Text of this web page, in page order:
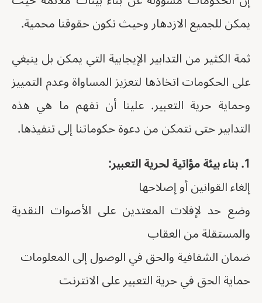
يمكن للجميع الازدهار وحيث تكون حقوقنا محمية.
ثمة الكثير من التدابير الإيجابية التي يمكن بل ينبغي
على الحكومات اتخاذها لتعزيز المساواة وعدم التمييز
وحماية حرية التعبير. علينا أن نفهم ما هي هذه
التدابير حتى نتمكن من دعوة حكوماتنا إلى تنفيذها.
1. بناء بيئة مؤاتية لحرية التعبير:
إلغاء القوانين أو إصلاحها
وضع حد لإفلات المعتدين على الأصوات النقدية
والمستقلة من العقاب
ضمان الشفافية والحق في الوصول إلى المعلومات
حماية الحق في حرية التعبير على الانترنت